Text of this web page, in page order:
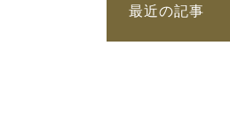
最近の記事